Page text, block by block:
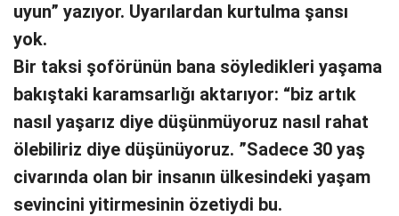
uyun” yazıyor. Uyarılardan kurtulma şansı
yok.
Bir taksi şoförünün bana söyledikleri yaşama
bakıştaki karamsarlığı aktarıyor: “biz artık
nasıl yaşarız diye düşünmüyoruz nasıl rahat
ölebiliriz diye düşünüyoruz. ”Sadece 30 yaş
civarında olan bir insanın ülkesindeki yaşam
sevincini yitirmesinin özetiydi bu.